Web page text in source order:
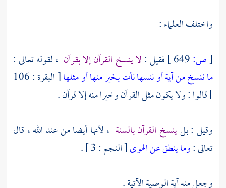
واختلف العلماء :
[ص: فقيل :لا ينسخ القرآن إلا بقرآن ، لقوله تعالى :
ما ننسخ من آية أو ننسها نأت بخير منها أو مثلها
[ البقرة : 106
] قالوا : ولا يكون مثل القرآن وخيرا منه إلا قرآن .
وقيل : بلينسخ القرآن بالسنة ، لأنها أيضا من عند الله ، قال
تعالى :وما ينطق عن الهوى[ النجم : 3 ] .
وجعل منه آية الوصية الآتية .